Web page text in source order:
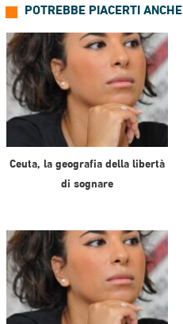
POTREBBE PIACERTI ANCHE
Ceuta, la geografia della libertà
di sognare